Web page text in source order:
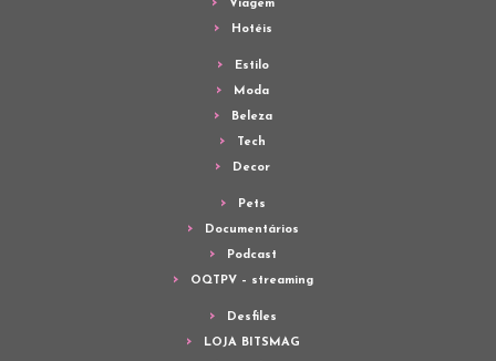
Viagem
Hotéis
Estilo
Moda
Beleza
Tech
Decor
Pets
Documentários
Podcast
OQTPV – streaming
Desfiles
LOJA BITSMAG